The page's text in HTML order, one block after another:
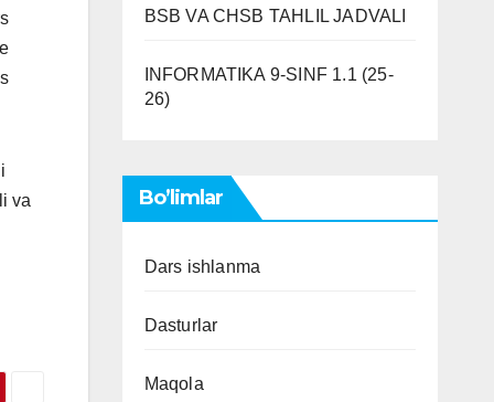
va
BSB VA CHSB TAHLIL JADVALI
INFORMATIKA 9-SINF 1.1 (25-
26)
Bo’limlar
Dars ishlanma
Dasturlar
Maqola